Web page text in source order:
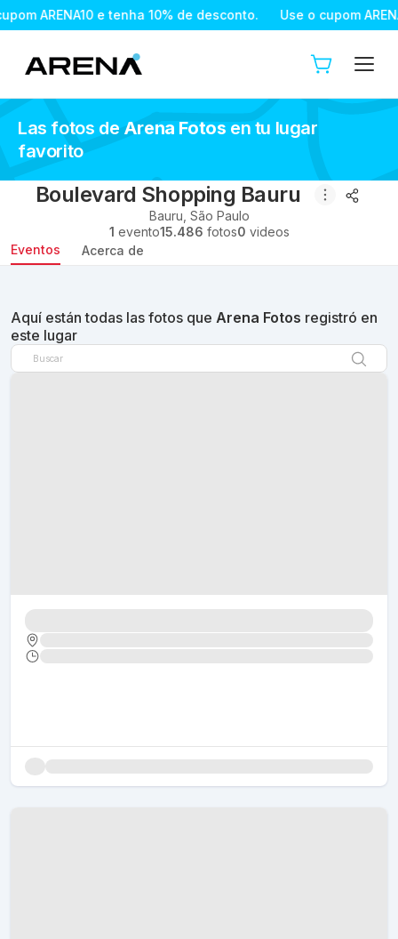
e tenha 10% de desconto. Use o cupom ARENA10
Las fotos de Arena Fotos en tu lugar
favorito
Boulevard Shopping Bauru
Bauru São Paulo
1 evento15.486 fotos0 videos
Eventos
Acerca de
Aquí están todas las fotos que Arena Fotos registró en
este lugar